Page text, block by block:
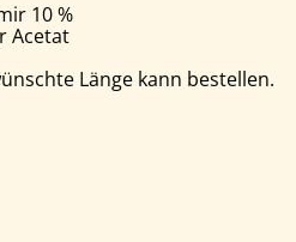
10 %
Acetat
Länge kann bestellen.